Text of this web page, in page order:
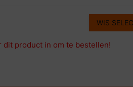
WIS
product in om te bestellen!